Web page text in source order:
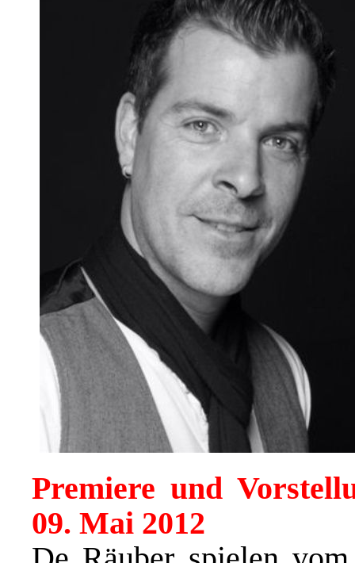
Premiere und
09. Mai 2012